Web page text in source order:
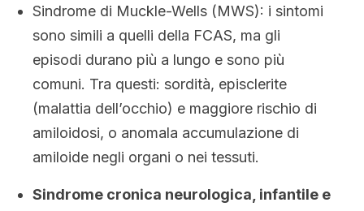
Sindrome di Muckle-Wells (MWS): i sintomi
sono simili a quelli della FCAS, ma gli
episodi durano più a lungo e sono più
comuni. Tra questi: sordità, episclerite
(malattia dell’occhio) e maggiore rischio di
amiloidosi, o anomala accumulazione di
amiloide negli organi o nei tessuti.
Sindrome cronica neurologica, infantile e